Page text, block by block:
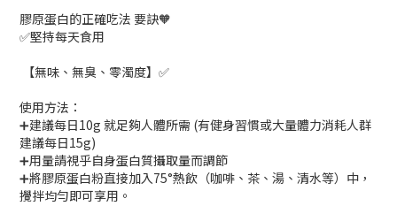
膠原蛋白的正確吃法 要訣🧡
✅堅持每天食用
【無味、無臭、零濁度】✅
使用方法：
➕建議每日10g 就足夠人體所需 (有健身習慣或大量體力消耗人群
建議每日15g)
➕用量請視乎自身蛋白質攝取量而調節
➕將膠原蛋白粉直接加入75°熱飲（咖啡、茶、湯、清水等）中，
攪拌均勻即可享用。